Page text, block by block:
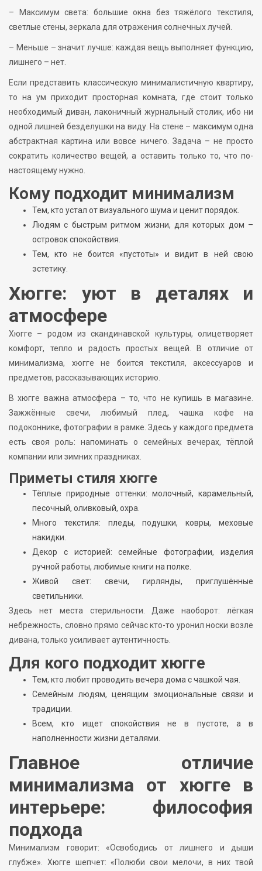
– Максимум света: большие окна без тяжёлого текстиля,
светлые стены, зеркала для отражения солнечных лучей.
– Меньше – значит лучше: каждая вещь выполняет функцию,
лишнего – нет.
Если представить классическую минималистичную квартиру,
то на ум приходит просторная комната, где стоит только
необходимый диван, лаконичный журнальный столик, ибо ни
одной лишней безделушки на виду. На стене – максимум одна
абстрактная картина или вовсе ничего. Задача – не просто
сократить количество вещей, а оставить только то, что по-
настоящему нужно.
Кому подходит минимализм
Тем, кто устал от визуального шума и ценит порядок.
Людям с быстрым ритмом жизни, для которых дом –
островок спокойствия.
Тем, кто не боится «пустоты» и видит в ней свою
эстетику.
Хюгге: уют в деталях и
атмосфере
Хюгге – родом из скандинавской культуры, олицетворяет
комфорт, тепло и радость простых вещей. В отличие от
минимализма, хюгге не боится текстиля, аксессуаров и
предметов, рассказывающих историю.
В хюгге важна атмосфера – то, что не купишь в магазине.
Зажжённые свечи, любимый плед, чашка кофе на
подоконнике, фотографии в рамке. Здесь у каждого предмета
есть своя роль: напоминать о семейных вечерах, тёплой
компании или зимних праздниках.
Приметы стиля хюгге
Тёплые природные оттенки: молочный, карамельный,
песочный, оливковый, охра.
Много текстиля: пледы, подушки, ковры, меховые
накидки.
Декор с историей: семейные фотографии, изделия
ручной работы, любимые книги на полке.
Живой свет: свечи, гирлянды, приглушённые
светильники.
Здесь нет места стерильности. Даже наоборот: лёгкая
небрежность, словно прямо сейчас кто-то уронил носки возле
дивана, только усиливает аутентичность.
Для кого подходит хюгге
Тем, кто любит проводить вечера дома с чашкой чая.
Семейным людям, ценящим эмоциональные связи и
традиции.
Всем, кто ищет спокойствия не в пустоте, а в
наполненности жизни деталями.
Главное отличие
минимализма от хюгге в
интерьере: философия
подхода
Минимализм говорит: «Освободись от лишнего и дыши
глубже». Хюгге шепчет: «Полюби свои мелочи, в них твой